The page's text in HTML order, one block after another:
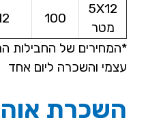
5X12
מטר
100
*המחירים של החבילות
עצמי והשכרה ליום אחד
השכרת